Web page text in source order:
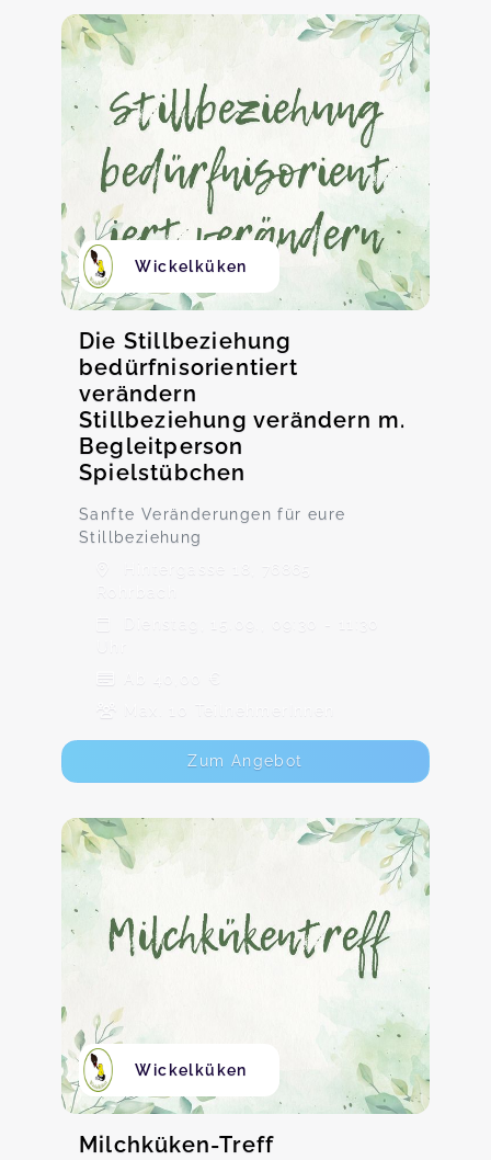
Wickelküken
Die Stillbeziehung
bedürfnisorientiert
verändern
Stillbeziehung verändern m.
Begleitperson
Spielstübchen
Sanfte Veränderungen für eure
Stillbeziehung
Hintergasse 18, 76865
Rohrbach
Dienstag, 15.09., 09:30 - 11:30
Ab 40,00 €
Max. 10 TeilnehmerInnen
Zum Angebot
Wickelküken
Milchküken-Treff